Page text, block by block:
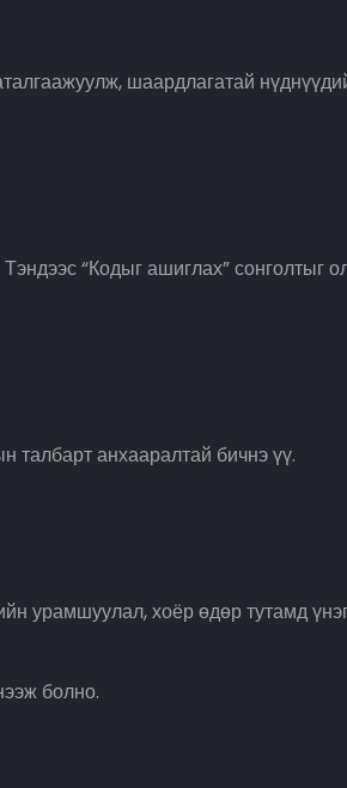
шаардлагатай
“Кодыг ашиглах” сонголтыг
талбарт анхааралтай бичнэ үү.
урамшуулал, хоёр өдөр тутамд
болно.